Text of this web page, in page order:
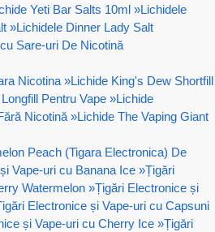
Yeti Bar Salts 10ml »Lichidele
»Lichidele Dinner Lady Salt
Sare-uri De Nicotină
Nicotina »Lichide King's Dew Shortfill
Pentru Vape »Lichide
Nicotină »Lichide The Vaping Giant
Peach (Tigara Electronica) De
Vape-uri cu Banana Ice »Țigări
Watermelon »Țigări Electronice și
Electronice și Vape-uri cu Capsuni
și Vape-uri cu Cherry Ice »Țigări